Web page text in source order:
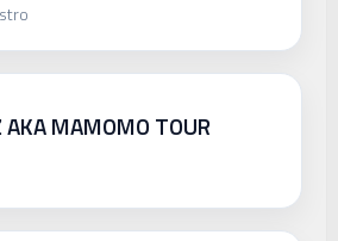
AKA MAMOMO TOUR